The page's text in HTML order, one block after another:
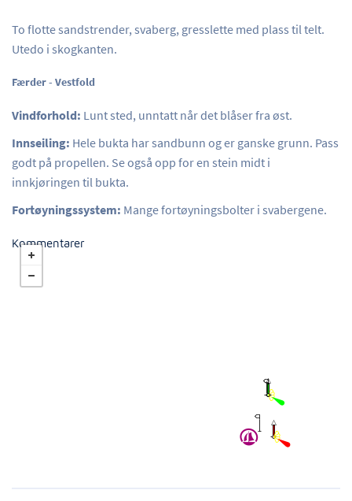
To flotte sandstrender, svaberg, gresslette med plass til telt.
Utedo i skogkanten.
Færder - Vestfold
Vindforhold: Lunt sted, unntatt når det blåser fra øst.
Innseiling: Hele bukta har sandbunn og er ganske grunn. Pass
godt på propellen. Se også opp for en stein midt i
innkjøringen til bukta.
Fortøyningssystem: Mange fortøyningsbolter i svabergene.
Kommentarer